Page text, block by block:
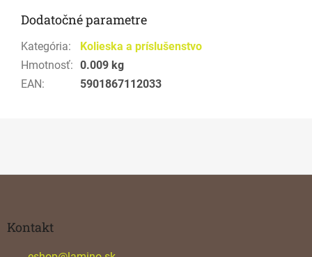
Dodatočné parametre
Kategória:
Kolieska a príslušenstvo
Hmotnosť: 0.009 kg
EAN: 5901867112033
Kontakt